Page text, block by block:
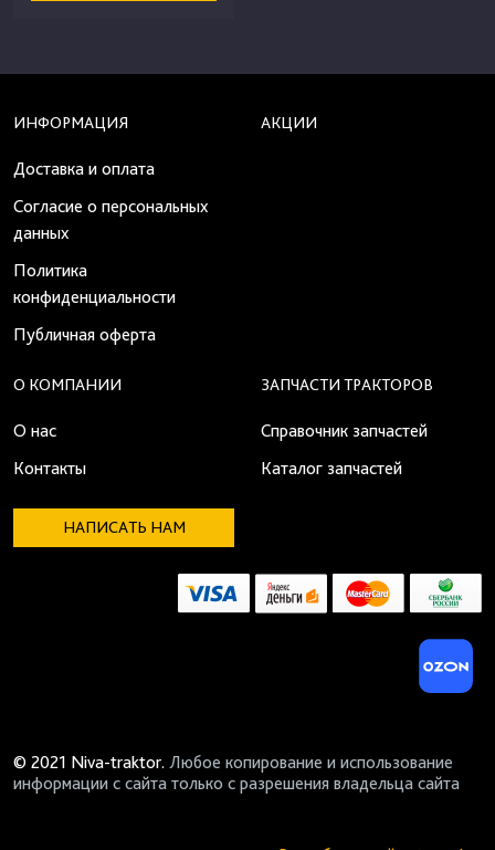
ИНФОРМАЦИЯ
Доставка и оплата
Согласие о персональных
данных
Политика
конфиденциальности
Публичная оферта
АКЦИИ
О КОМПАНИИ
О нас
Контакты
ЗАПЧАСТИ ТРАКТОРОВ
Справочник запчастей
Каталог запчастей
НАПИСАТЬ НАМ
© 2021 Niva-traktor. Любое копирование и использование
информации с сайта только с разрешения владельца сайта